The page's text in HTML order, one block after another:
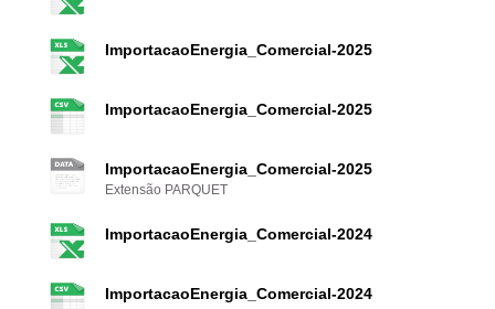
ImportacaoEnergia_Comercial-2025
ImportacaoEnergia_Comercial-2025
ImportacaoEnergia_Comercial-2025
Extensão PARQUET
ImportacaoEnergia_Comercial-2024
ImportacaoEnergia_Comercial-2024